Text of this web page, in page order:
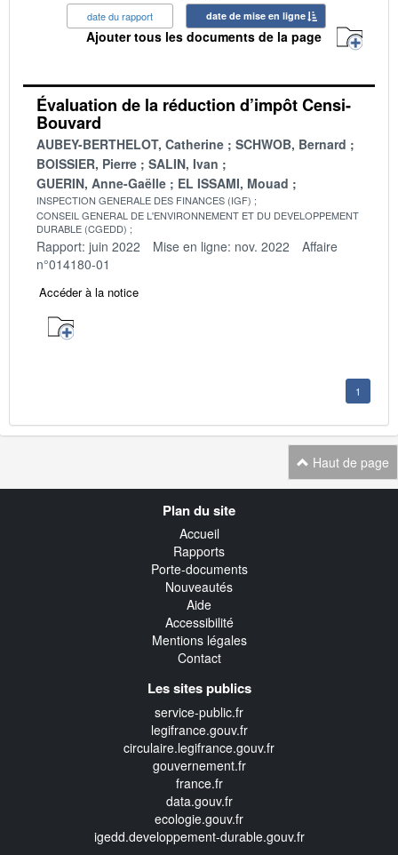
date du rapport date de mise en ligne
Ajouter tous les documents de la page
Évaluation de la réduction d’impôt Censi-
Bouvard
AUBEY-BERTHELOT, Catherine
SCHWOB, Bernard
BOISSIER, Pierre
SALIN, Ivan
GUERIN, Anne-Gaëlle
EL ISSAMI, Mouad
INSPECTION GENERALE DES FINANCES (IGF)
CONSEIL GENERAL DE L'ENVIRONNEMENT ET DU DEVELOPPEMENT
DURABLE (CGEDD)
Rapport: juin 2022 Mise en ligne: nov. 2022
Affaire
n°014180-01
Accéder à la notice
1
Haut de page
Plan du site
Accueil
Rapports
Porte-documents
Nouveautés
Aide
Accessibilité
Mentions légales
Contact
Les sites publics
service-public.fr
legifrance.gouv.fr
circulaire.legifrance.gouv.fr
gouvernement.fr
france.fr
data.gouv.fr
ecologie.gouv.fr
igedd.developpement-durable.gouv.fr